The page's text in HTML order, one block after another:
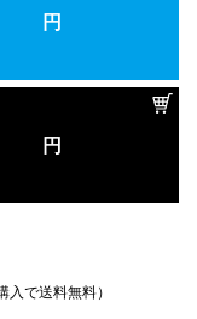
円
円
で送料無料）